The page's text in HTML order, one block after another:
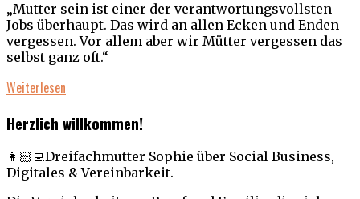
„Mutter sein ist einer der verantwortungsvollsten
Jobs überhaupt. Das wird an allen Ecken und Enden
vergessen. Vor allem aber wir Mütter vergessen das
selbst ganz oft.“
Weiterlesen
Herzlich willkommen!
👩🏻‍💻Dreifachmutter Sophie über Social Business,
Digitales & Vereinbarkeit.